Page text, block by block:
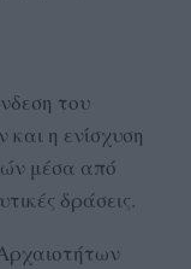
του
η ενίσχυση
μέσα από
δράσεις.